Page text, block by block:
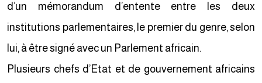
d’un mémorandum d’entente entre les deux
institutions parlementaires, le premier du genre, selon
lui, à être signé avec un Parlement africain.
Plusieurs chefs d’Etat et de gouvernement africains